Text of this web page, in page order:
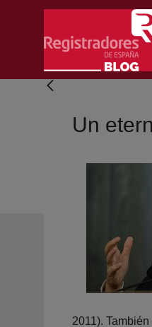
Salta al contingut principal
Un
2011).